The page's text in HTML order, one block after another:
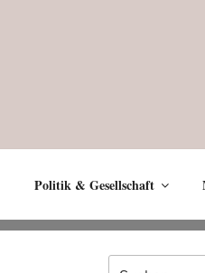
Politik & Gesellschaft